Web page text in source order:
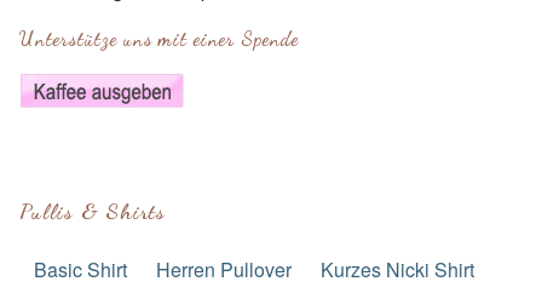
Unterstütze uns mit einer Spende
Pullis & Shirts
Basic Shirt Herren Pullover
Kurzes Nicki Shirt